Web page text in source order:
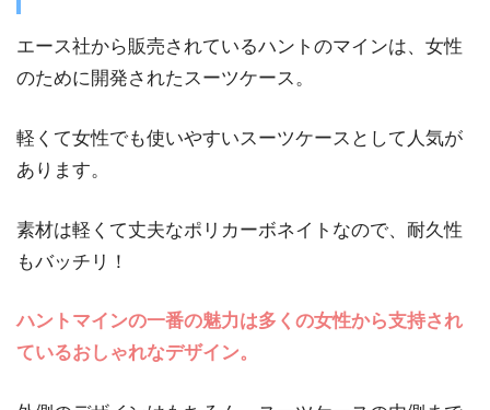
エース社から販売されているハントのマインは、女性
のために開発されたスーツケース。
軽くて女性でも使いやすいスーツケースとして人気が
あります。
素材は軽くて丈夫なポリカーボネイトなので、耐久性
もバッチリ！
ハントマインの一番の魅力は多くの女性から支持され
ているおしゃれなデザイン。